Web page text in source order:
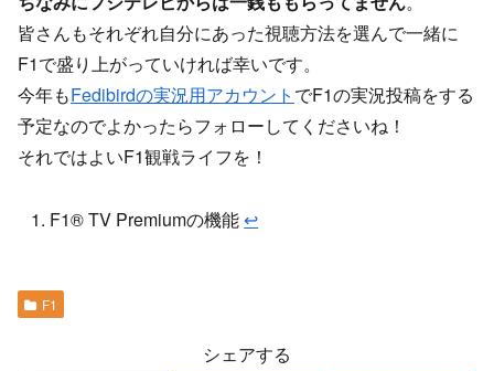
皆さんもそれぞれ自分にあった視聴方法を選んで一緒に
F1で盛り上がっていければ幸いです。
今年もFedibirdの実況用アカウント でF1の実況投稿をする
予定なのでよかったらフォローしてくださいね！
それではよいF1観戦ライフを！
F1® TV Premiumの機能↩︎
F1
シェアする